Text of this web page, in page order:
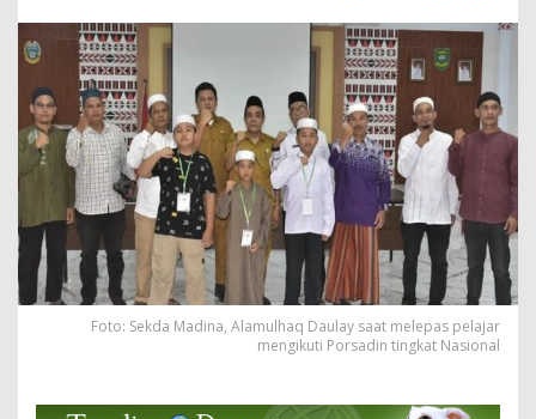
Foto: Sekda Madina, Alamulhaq Daulay saat melepas pelajar
mengikuti Porsadin tingkat Nasional